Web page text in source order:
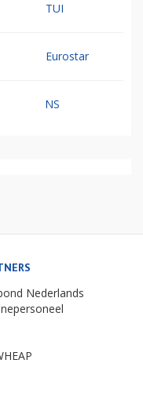
TUI
Eurostar
NS
Nederlands